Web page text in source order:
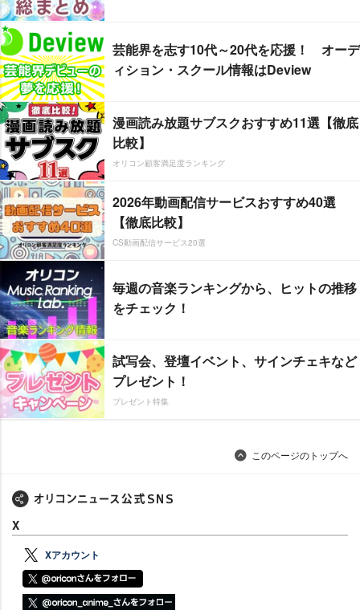
芸能界を志す10代～20代を応援！ オーデ
ィション・スクール情報はDeview
漫画読み放題サブスクおすすめ11選【徹底
比較】
オリコン顧客満足度ランキング
2026年動画配信サービスおすすめ40選
【徹底比較】
CS動画配信サービス20選
毎週の音楽ランキングから、ヒットの推移
をチェック！
試写会、登壇イベント、サインチェキなど
プレゼント！
プレゼント特集
このページのトップへ
X
Xアカウント